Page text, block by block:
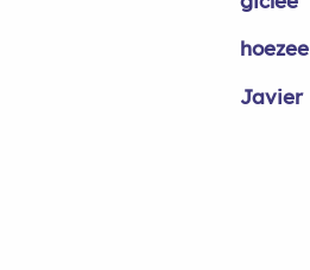
hoezee
Javier